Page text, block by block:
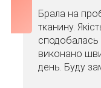
Брала на
тканину.
сподобалась
виконано
день. Буду